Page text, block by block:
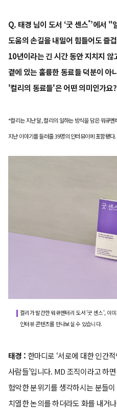
Q. 태경 님이 도서 ‘굿 센스*’에서 "
도움의 손길을 내밀어 힘들어도 즐
10년이라는 긴 시간 동안 지치지
곁에 있는 훌륭한 동료들 덕분이 아
'컬리의 동료들'은 어떤 의미인가요?
*컬리는 지난 달, 컬리의 일하는 방식을 담은 워큐멘
지난 이야기를 들려줄 39명의 인터뷰이에 포함됐다.
컬리가 발간한 워큐멘터리 도서 '굿 센스', 이
인터뷰 콘텐츠를 만나보실 수 있습니다.
태경 : 한마디로 ‘서로에 대한 인간
사람들’입니다. MD 조직이라고 하
험악한 분위기를 생각하시는 분들
치열한 논의를 하더라도 화를 내거